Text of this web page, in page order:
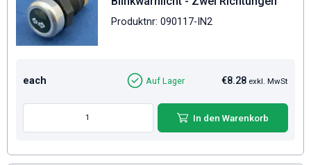
Produktnr: 090117-IN2
each €8.28 exkl. MwSt
Auf Lager
In den Warenkorb